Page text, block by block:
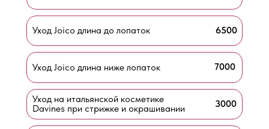
Уход Joico длина до лопаток 6500
Уход Joico длина ниже лопаток 7000
Уход на итальянской косметике
Davines при стрижке и окрашивании
3000